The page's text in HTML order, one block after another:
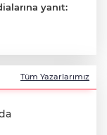
yanıt:
Tüm Yazarlarımız